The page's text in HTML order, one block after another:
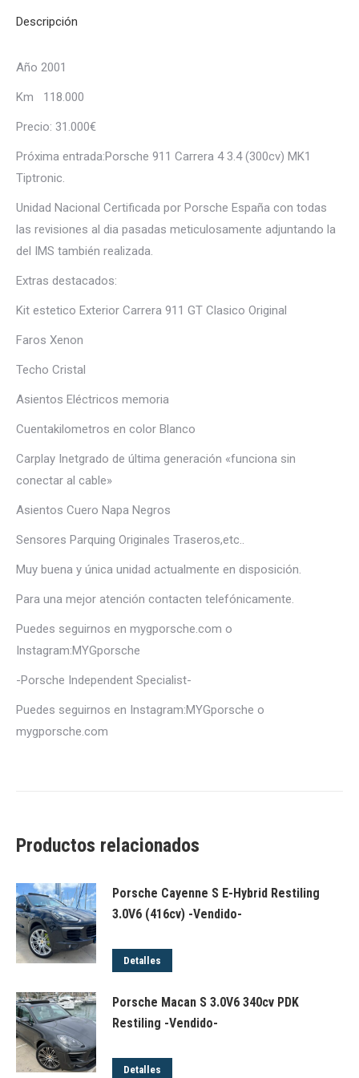
Descripción
Año 2001
Km 118.000
Precio: 31.000€
Próxima entrada:Porsche 911 Carrera 4 3.4 (300cv) MK1
Tiptronic.
Unidad Nacional Certificada por Porsche España con todas
las revisiones al dia pasadas meticulosamente adjuntando la
del IMS también realizada.
Extras destacados:
Kit estetico Exterior Carrera 911 GT Clasico Original
Faros Xenon
Techo Cristal
Asientos Eléctricos memoria
Cuentakilometros en color Blanco
Carplay Inetgrado de última generación «funciona sin
conectar al cable»
Asientos Cuero Napa Negros
Sensores Parquing Originales Traseros,etc..
Muy buena y única unidad actualmente en disposición.
Para una mejor atención contacten telefónicamente.
Puedes seguirnos en mygporsche.com o
Instagram:MYGporsche
-Porsche Independent Specialist-
Puedes seguirnos en Instagram:MYGporsche o
mygporsche.com
Productos relacionados
Porsche Cayenne S E-Hybrid Restiling
3.0V6 (416cv) -Vendido-
Detalles
Porsche Macan S 3.0V6 340cv PDK
Restiling -Vendido-
Detalles